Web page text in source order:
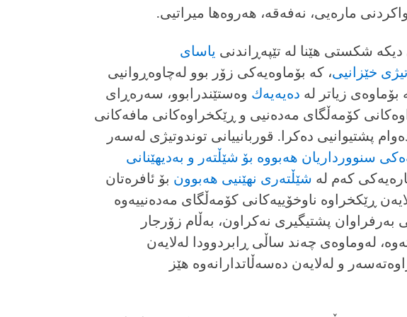
مارەیى، نەفەقە، هەروەها میراتیى.
شكستى هێنا لە تێپەڕاندنى یاسای
خێزانیى، كە بۆماوەیەكى زۆر بوو لەچاوەڕوانیى
بۆماوەى زیاتر لە دەیەیەك وەستێندرابوو، سەرەڕاى
كۆمەڵگاى مەدەنیی و ڕێكخراوەكانى مافەكانى
پشتیوانیى دەكرا. قوربانییانى توندوتیژى لەسەر
سنوورداریان هەبووە بۆ شێڵتەر و بەدیهێنانى
كەم لە شێڵتەرى نهێنیى هەبوون بۆ ئافرەتان
ڕێكخراوە ناوخۆییەكانى كۆمەڵگاى مەدەنییەوە
بەرفراوان پشتیگیرى نەكراون، بەڵام زۆرجار
لەوماوەى چەند ساڵى ڕابردوودا لەلایەن
و لەلایەن دەسەڵاتدارانەوە هێز